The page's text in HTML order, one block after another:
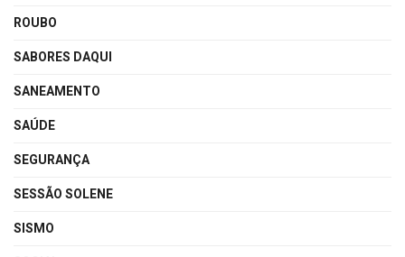
ROUBO
SABORES DAQUI
SANEAMENTO
SAÚDE
SEGURANÇA
SESSÃO SOLENE
SISMO